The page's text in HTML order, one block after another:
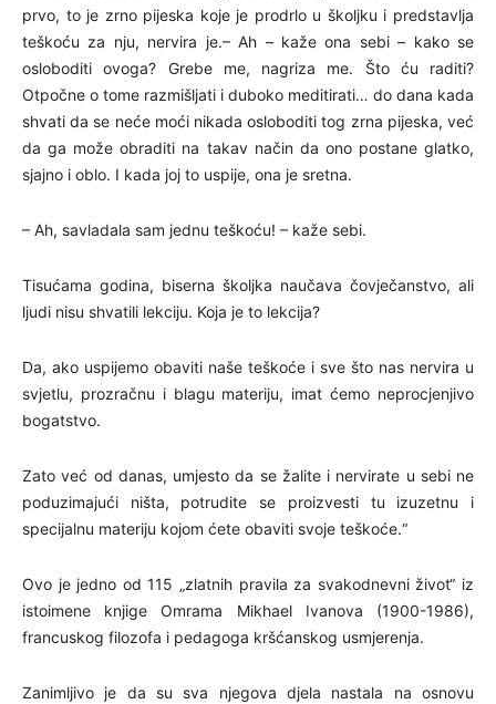
prvo, to je zrno pijeska koje je prodrlo u školjku i predstavlja
teškoću za nju, nervira je.– Ah – kaže ona sebi – kako se
osloboditi ovoga? Grebe me, nagriza me. Što ću raditi?
Otpočne o tome razmišljati i duboko meditirati… do dana kada
shvati da se neće moći nikada osloboditi tog zrna pijeska, već
da ga može obraditi na takav način da ono postane glatko,
sjajno i oblo. I kada joj to uspije, ona je sretna.
– Ah, savladala sam jednu teškoću! – kaže sebi.
Tisućama godina, biserna školjka naučava čovječanstvo, ali
ljudi nisu shvatili lekciju. Koja je to lekcija?
Da, ako uspijemo obaviti naše teškoće i sve što nas nervira u
svjetlu, prozračnu i blagu materiju, imat ćemo neprocjenjivo
bogatstvo.
Zato već od danas, umjesto da se žalite i nervirate u sebi ne
poduzimajući ništa, potrudite se proizvesti tu izuzetnu i
specijalnu materiju kojom ćete obaviti svoje teškoće.“
Ovo je jedno od 115 „zlatnih pravila za svakodnevni život“ iz
istoimene knjige Omrama Mikhael Ivanova (1900-1986),
francuskog filozofa i pedagoga kršćanskog usmjerenja.
Zanimljivo je da su sva njegova djela nastala na osnovu